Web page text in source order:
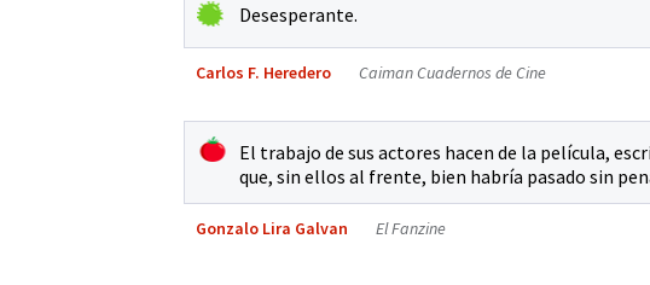
Desesperante.
Carlos F. Heredero Caiman Cuadernos de Cine
El trabajo de sus actores hacen de la película,
que, sin ellos al frente, bien habría pasado sin
Gonzalo Lira Galvan El Fanzine